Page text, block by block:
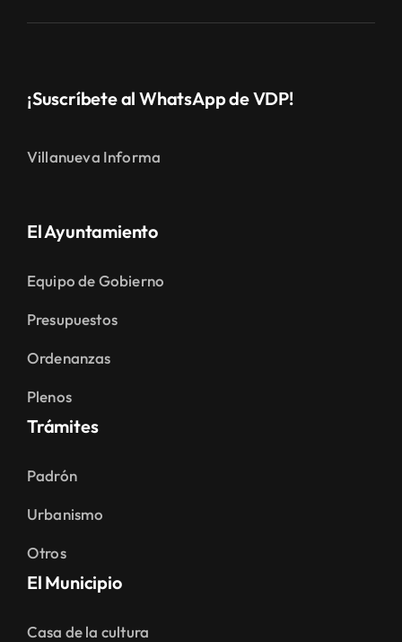
¡Suscríbete al WhatsApp de VDP!
Villanueva Informa
El Ayuntamiento
Equipo de Gobierno
Presupuestos
Ordenanzas
Plenos
Trámites
Padrón
Urbanismo
Otros
El Municipio
Casa de la cultura